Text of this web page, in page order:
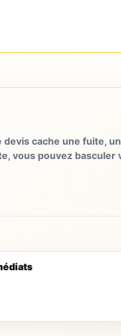
devis cache une fuite,
vous pouvez basculer